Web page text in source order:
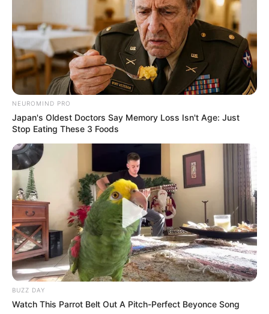
NEUROMIND PRO
Japan's Oldest Doctors Say Memory Loss Isn't Age: Just
Stop Eating These 3 Foods
BUZZ DAY
Watch This Parrot Belt Out A Pitch-Perfect Beyonce Song